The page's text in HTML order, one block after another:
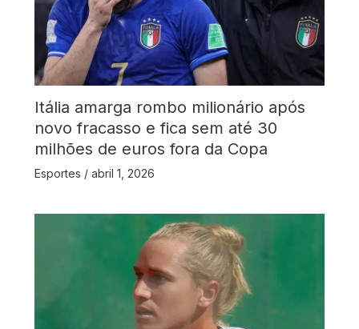
Itália amarga rombo milionário após
novo fracasso e fica sem até 30
milhões de euros fora da Copa
Esportes / abril 1, 2026